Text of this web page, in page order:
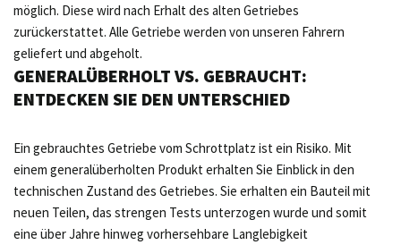
möglich. Diese wird nach Erhalt des alten Getriebes
zurückerstattet. Alle Getriebe werden von unseren Fahrern
geliefert und abgeholt.
GENERALÜBERHOLT VS. GEBRAUCHT:
ENTDECKEN SIE DEN UNTERSCHIED
Ein gebrauchtes Getriebe vom Schrottplatz ist ein Risiko. Mit
einem generalüberholten Produkt erhalten Sie Einblick in den
technischen Zustand des Getriebes. Sie erhalten ein Bauteil mit
neuen Teilen, das strengen Tests unterzogen wurde und somit
eine über Jahre hinweg vorhersehbare Langlebigkeit